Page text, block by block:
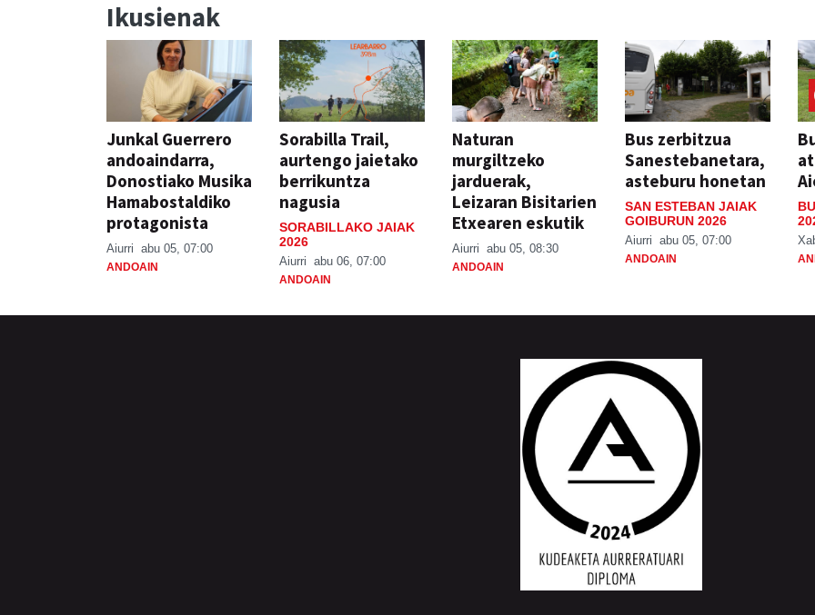
Ikusienak
Junkal Guerrero
andoaindarra,
Donostiako Musika
Hamabostaldiko
protagonista
Aiurri abu 05, 07:00
ANDOAIN
Sorabilla Trail,
aurtengo jaietako
berrikuntza
nagusia
SORABILLAKO JAIAK
2026
Aiurri abu 06, 07:00
ANDOAIN
Naturan
murgiltzeko
jarduerak,
Leizaran Bisitarien
Etxearen eskutik
Aiurri abu 05, 08:30
ANDOAIN
Bus zerbitzua
Sanestebanetara,
asteburu honetan
SAN ESTEBAN JAIAK
GOIBURUN 2026
Aiurri abu 05, 07:00
ANDOAIN